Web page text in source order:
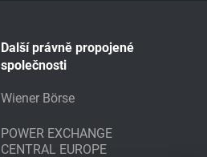
Další právně propojené
společnosti
Wiener Börse
POWER EXCHANGE
CENTRAL EUROPE